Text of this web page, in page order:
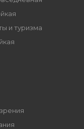
и туризма